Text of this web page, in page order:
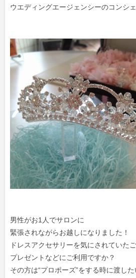
ウエディングエージェンシーのコンシ
男性がお1人でサロンに
緊張されながらお越しになりました！
ドレスアクセサリーを気にされていたご
プレゼントなどにご利用ですか？
その方は“プロポーズ”をする時に渡し